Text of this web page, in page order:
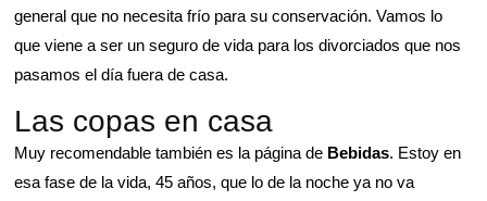
general que no necesita frío para su conservación. Vamos lo
que viene a ser un seguro de vida para los divorciados que nos
pasamos el día fuera de casa.
Las copas en casa
Muy recomendable también es la página de Bebidas. Estoy en
esa fase de la vida, 45 años, que lo de la noche ya no va